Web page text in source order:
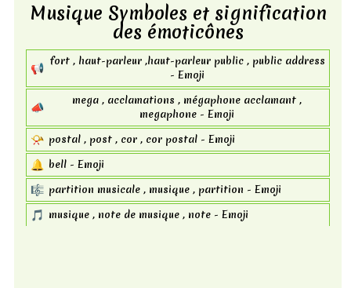
Musique Symboles et signification
des émoticônes
📢 fort , haut-parleur ,haut-parleur public , public address
- Emoji
📣
mega , acclamations , mégaphone acclamant ,
megaphone - Emoji
📯 postal , post , cor , cor postal - Emoji
🔔 bell - Emoji
🎼 partition musicale , musique , partition - Emoji
🎵 musique , note de musique , note - Emoji